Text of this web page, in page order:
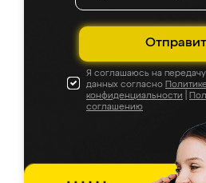
Я соглашаюсь на
данных согласно Политике
конфиденциальности
соглашению